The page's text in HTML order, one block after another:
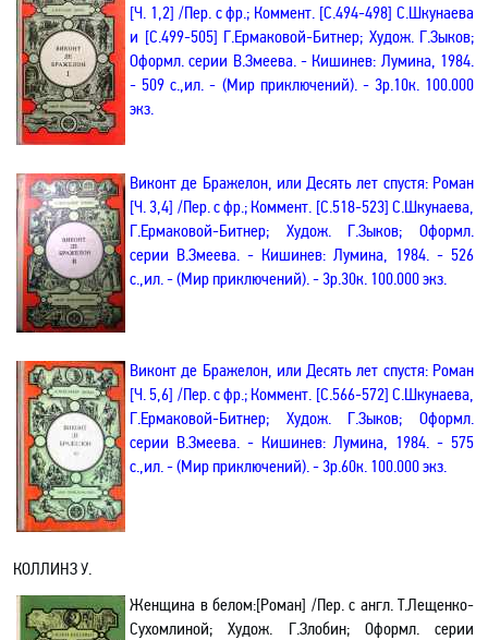
[Ч. 1,2] /Пер. с фр.; Коммент. [С.494-498] С.Шкунаева
и [С.499-505] Г.Ермаковой-Битнер; Худож. Г.Зыков;
Оформл. серии В.Змеева. - Кишинев: Лумина, 1984.
- 509 с.,ил. - (Мир приключений). - 3р.10к. 100.000
экз.
Виконт де Бражелон, или Десять лет спустя: Роман
[Ч. 3,4] /Пер. с фр.; Коммент. [С.518-523] С.Шкунаева,
Г.Ермаковой-Битнер; Худож. Г.Зыков; Оформл.
серии В.Змеева. - Кишинев: Лумина, 1984. - 526
с.,ил. - (Мир приключений). - 3р.30к. 100.000 экз.
Виконт де Бражелон, или Десять лет спустя: Роман
[Ч. 5,6] /Пер. с фр.; Коммент. [С.566-572] С.Шкунаева,
Г.Ермаковой-Битнер; Худож. Г.Зыков; Оформл.
серии В.Змеева. - Кишинев: Лумина, 1984. - 575
с.,ил. - (Мир приключений). - 3р.60к. 100.000 экз.
КОЛЛИНЗ У.
Женщина в белом:[Роман] /Пер. с англ. Т.Лещенко-
Сухомлиной; Худож. Г.Злобин; Оформл. серии